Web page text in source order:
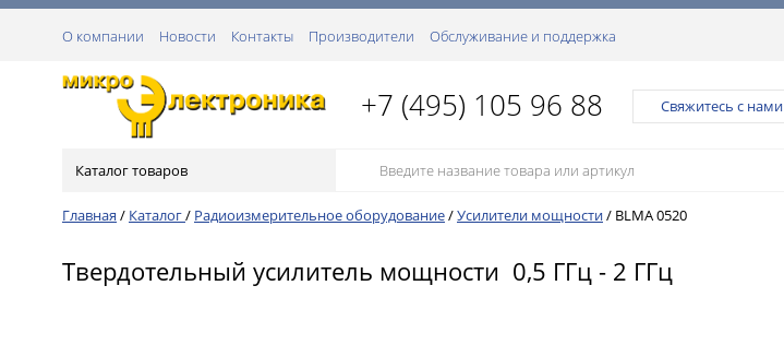
О компании Новости Контакты Производители Обслуживание и поддержка
+7 (495) 105 96 88 Свяжитесь с нами
Каталог товаров
Главная / Каталог/ Радиоизмерительное оборудование/Усилители мощности/ BLMA 0520
Твердотельный усилитель мощности 0,5 ГГц - 2 ГГц